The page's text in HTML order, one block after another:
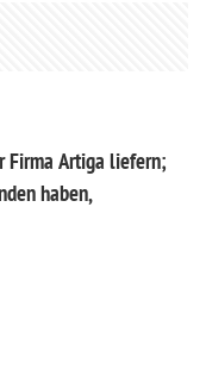
Firma Artiga liefern;
haben,